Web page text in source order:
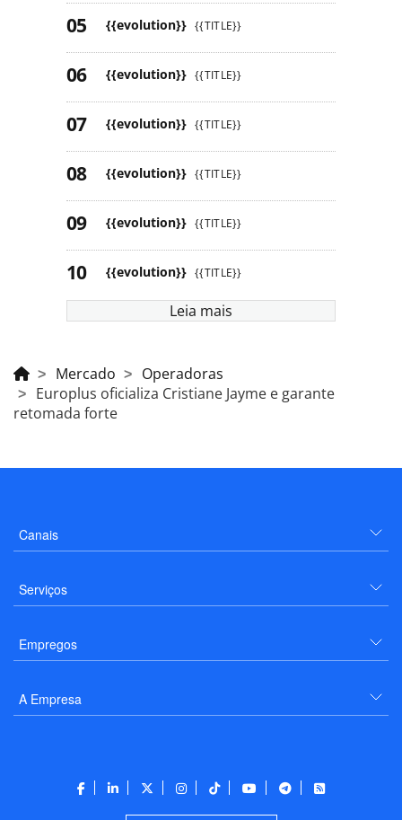
{{evolution}} {{TITLE}}
{{evolution}} {{TITLE}}
{{evolution}} {{TITLE}}
{{evolution}} {{TITLE}}
{{evolution}} {{TITLE}}
{{evolution}} {{TITLE}}
Leia mais
Mercado
Operadoras
Europlus oficializa Cristiane Jayme e garante
retomada forte
Canais
Serviços
Empregos
A Empresa